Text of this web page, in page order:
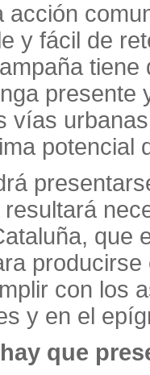
acción
y fácil de
presente
vías
potencial
que
con los
y en el
que